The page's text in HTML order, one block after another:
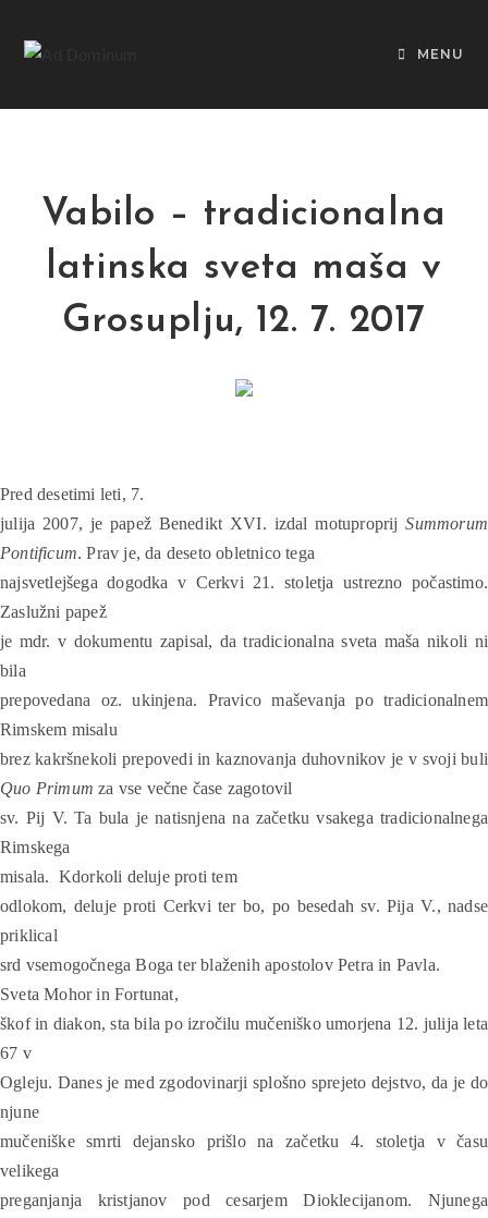
MENU
Vabilo – tradicionalna
latinska sveta maša v
Grosuplju, 12. 7. 2017
Pred desetimi leti, 7.
julija 2007, je papež Benedikt XVI. izdal motuproprijSummorum
Pontificum. Prav je, da deseto obletnico tega
najsvetlejšega dogodka v Cerkvi 21. stoletja ustrezno počastimo.
Zaslužni papež
je mdr. v dokumentu zapisal, da tradicionalna sveta maša nikoli ni
bila
prepovedana oz. ukinjena. Pravico maševanja po tradicionalnem
Rimskem misalu
brez kakršnekoli prepovedi in kaznovanja duhovnikov je v svoji buli
Quo Primum za vse večne čase zagotovil
sv. Pij V. Ta bula je natisnjena na začetku vsakega tradicionalnega
Rimskega
misala. Kdorkoli deluje proti tem
odlokom, deluje proti Cerkvi ter bo, po besedah sv. Pija V., nadse
priklical
srd vsemogočnega Boga ter blaženih apostolov Petra in Pavla.
Sveta Mohor in Fortunat,
škof in diakon, sta bila po izročilu mučeniško umorjena 12. julija leta
67 v
Ogleju. Danes je med zgodovinarji splošno sprejeto dejstvo, da je do
njune
mučeniške smrti dejansko prišlo na začetku 4. stoletja v času
velikega
preganjanja kristjanov pod cesarjem Dioklecijanom. Njunega